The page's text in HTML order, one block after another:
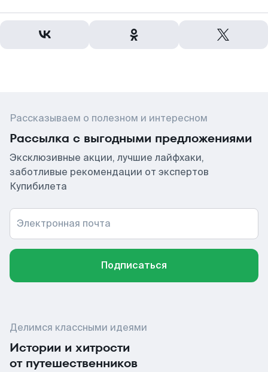
Рассказываем о полезном и интересном
Рассылка с выгодными предложениями
Эксклюзивные акции, лучшие лайфхаки,
заботливые рекомендации от экспертов
Купибилета
Электронная почта
Подписаться
Делимся классными идеями
Истории и хитрости
от путешественников